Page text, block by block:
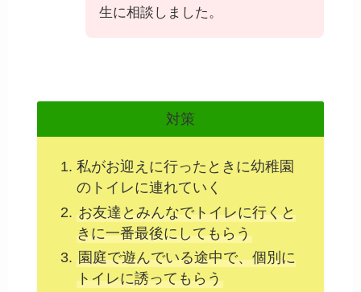
生に相談しました。
対策
私がお迎えに行ったときに幼稚園
のトイレに連れていく
お友達とみんなでトイレに行くと
きに一番最後にしてもらう
園庭で遊んでいる途中で、個別に
トイレに誘ってもらう